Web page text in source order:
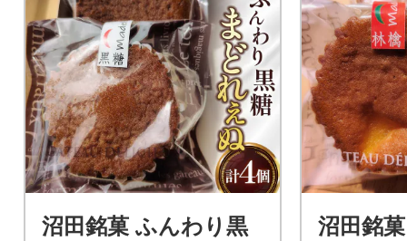
沼田銘菓 ふんわり黒
沼田銘